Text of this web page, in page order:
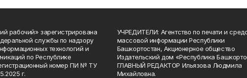
рабочий» зарегистрирована
службы по надзору
технологий и
по Республике
номер ПИ № ТУ
г.
УЧРЕДИТЕЛИ: Агентство по печати и
массовой информации Республики
Башкортостан, Акционерное общество
Издательский дом «Республика
ГЛАВНЫЙ РЕДАКТОР Ильязова Людмила
Михайловна.